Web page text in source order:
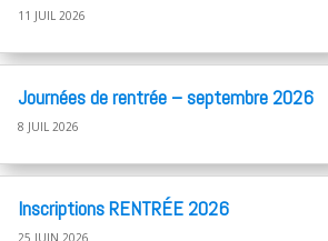
11 JUIL 2026
Journées de rentrée – septembre 2026
8 JUIL 2026
Inscriptions RENTRÉE 2026
25 JUIN 2026